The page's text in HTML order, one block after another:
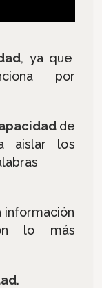
, ya que
por
de
aislar los
información
lo más
.